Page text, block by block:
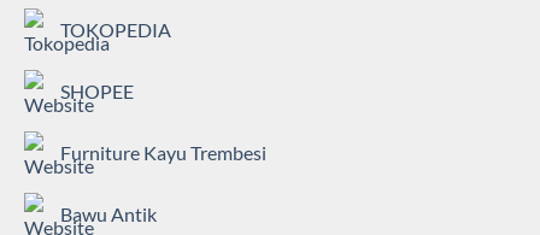
TOKOPEDIA
SHOPEE
Furniture Kayu Trembesi
Bawu Antik